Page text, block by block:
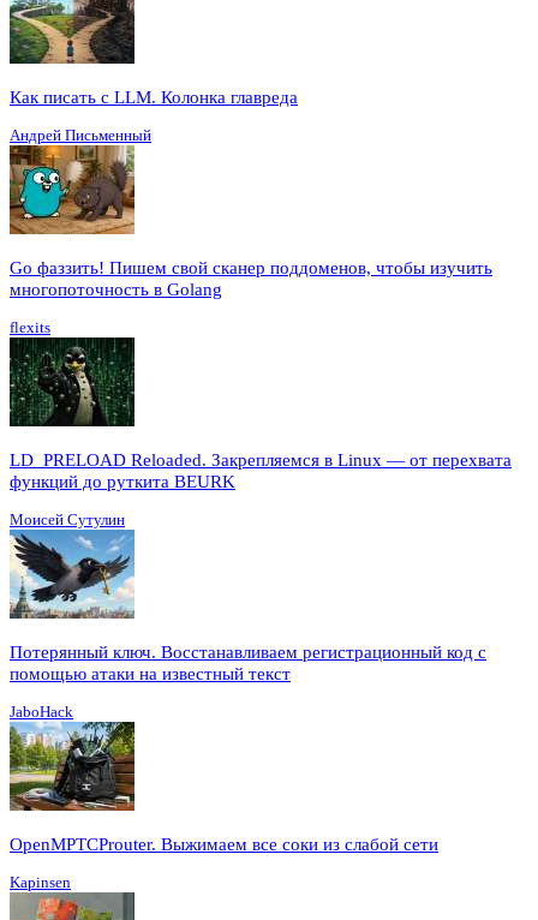
Как писать с LLM. Колонка главреда
Андрей Письменный
Go фаззить! Пишем свой сканер поддоменов, чтобы изучить
многопоточность в Golang
flexits
LD_PRELOAD Reloaded. Закрепляемся в Linux — от перехвата
функций до руткита BEURK
Моисей Сутулин
Потерянный ключ. Восстанавливаем регистрационный код с
помощью атаки на известный текст
JaboHack
OpenMPTCProuter. Выжимаем все соки из слабой сети
Kapinsen